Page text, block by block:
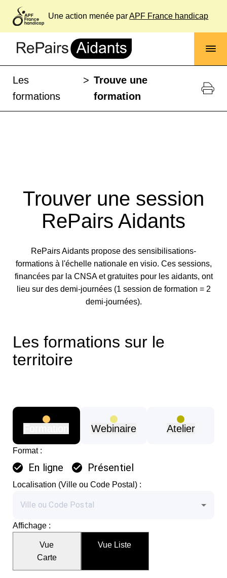
Une action menée parAPF France handicap
Les
formations
> Trouve une
formation
Trouver une session
RePairs Aidants
RePairs Aidants propose des sensibilisations-
formations à l'échelle nationale en visio. Ces sessions,
financées par la CNSA et gratuites pour les aidants, ont
lieu sur des demi-journées (1 session de formation = 2
demi-journées).
Les formations sur le
territoire
Webinaire Atelier
Format :
En ligne Présentiel
Localisation (Ville ou Code Postal) :
Affichage :
Vue
Carte
Vue Liste